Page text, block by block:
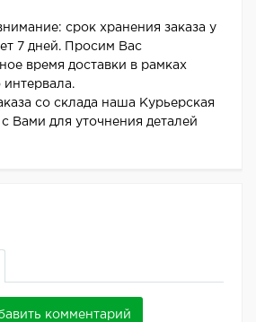
срок хранения заказа у
7 дней. Просим Вас
время доставки в рамках
интервала.
со склада наша Курьерская
Вами для уточнения деталей
комментарий